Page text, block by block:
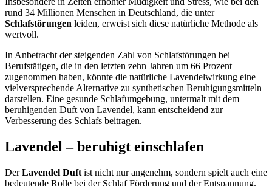
rund 34 Millionen Menschen in Deutschland, die unter
Schlafstörungen leiden, erweist sich diese natürliche Methode als
wertvoll.
In Anbetracht der steigenden Zahl von Schlafstörungen bei
Berufstätigen, die in den letzten zehn Jahren um 66 Prozent
zugenommen haben, könnte die natürliche Lavendelwirkung eine
vielversprechende Alternative zu synthetischen Beruhigungsmitteln
darstellen. Eine gesunde Schlafumgebung, untermalt mit dem
beruhigenden Duft von Lavendel, kann entscheidend zur
Verbesserung des Schlafs beitragen.
Lavendel – beruhigt einschlafen
DerLavendel Duft ist nicht nur angenehm, sondern spielt auch eine
bedeutende Rolle bei der Schlaf Förderung und der Entspannung.